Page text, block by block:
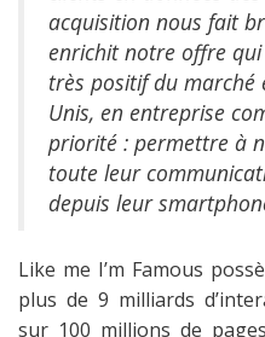
acquisition nous fait
enrichit notre offre
très positif du marché
Unis, en entreprise
priorité : permettre à
toute leur
depuis leur
Like me I’m Famous
plus de 9 milliards
sur 100 millions de